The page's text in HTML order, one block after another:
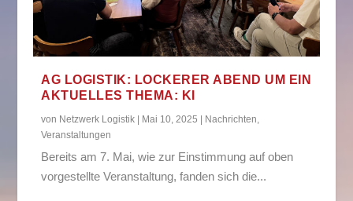
AG LOGISTIK: LOCKERER ABEND UM EIN
AKTUELLES THEMA: KI
von Netzwerk Logistik | Mai 10, 2025 | Nachrichten,
Veranstaltungen
Bereits am 7. Mai, wie zur Einstimmung auf oben
vorgestellte Veranstaltung, fanden sich die...